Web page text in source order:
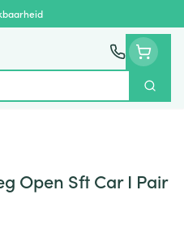
Zoek
Open Sft Car I Pair